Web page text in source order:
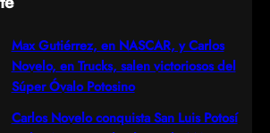
Max Gutiérrez, en NASCAR, y Carlos
Novelo, en Trucks, salen victoriosos del
Súper Óvalo Potosino
Carlos Novelo conquista San Luis Potosí